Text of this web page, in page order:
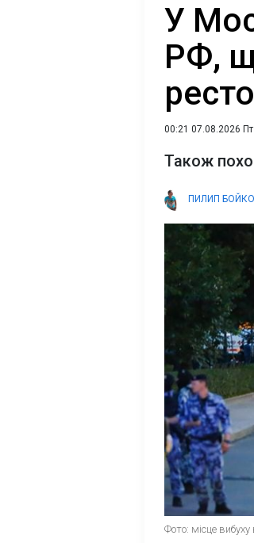
У
РФ,
00:21 07.08.2026 Пт
Також
ПИЛИП БОЙКО
Фото: місце